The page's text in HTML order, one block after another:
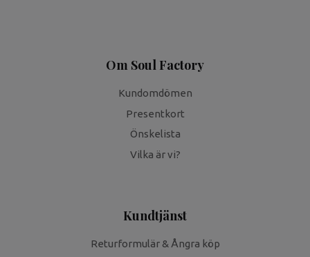
Om Soul Factory
Kundomdömen
Presentkort
Önskelista
Vilka är vi?
Kundtjänst
Returformulär & Ångra köp